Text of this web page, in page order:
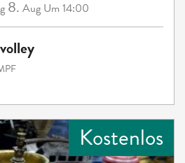
8. Aug Um 14:00
Kostenlos